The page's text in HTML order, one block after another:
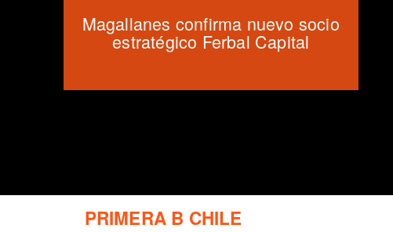
Magallanes confirma nuevo socio
estratégico Ferbal Capital
PRIMERA B CHILE